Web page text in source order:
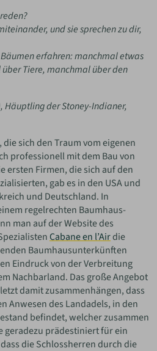
und sie sprechen zu dir,
erfahren: manchmal etwas
Tiere, manchmal über den
Häuptling der Stoney-Indianer,
sich den Traum vom eigenen
professionell mit dem Bau von
ersten Firmen, die sich auf den
gab es in den USA und
und Deutschland. In
regelrechten Baumhaus-
man auf der Website des
Cabane en l’Airdie
Baumhausunterkünften
Eindruck von der Verbreitung
Nachbarland. Das große Angebot
damit zusammenhängen, dass
Anwesen des Landadels, in den
befindet, welcher zusammen
geradezu prädestiniert für ein
die Schlossherren durch die